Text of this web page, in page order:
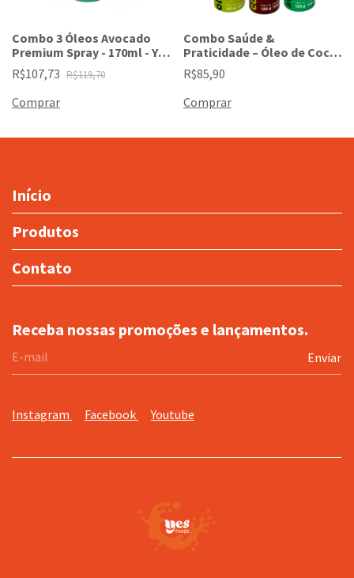
Combo 3 Óleos Avocado
Premium Spray - 170ml - Yes
Foods
R$107,73 R$119,70
Combo Saúde &
Praticidade – Óleo de Coco
com TCM + Azeite de Oliva
com TCM + Óleo de
Avocado Extravirgem
R$85,90
Início
Produtos
Contato
Receba nossas promoções e lançamentos.
Instagram Facebook Youtube